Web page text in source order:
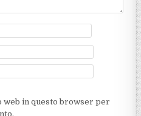
web in questo browser per